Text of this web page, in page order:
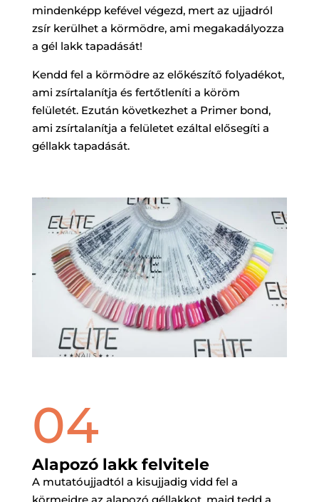
mindenképp kefével végezd, mert az ujjadról
zsír kerülhet a körmödre, ami megakadályozza
a gél lakk tapadását!
Kendd fel a körmödre az előkészítő folyadékot,
ami zsírtalanítja és fertőtleníti a köröm
felületét. Ezután következhet a Primer bond,
ami zsírtalanítja a felületet ezáltal elősegíti a
géllakk tapadását.
04
Alapozó lakk felvitele
A mutatóujjadtól a kisujjadig vidd fel a